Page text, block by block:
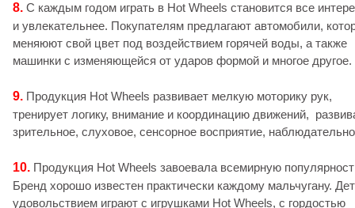
8. С каждым годом играть в Hot Wheels становится все
и увлекательнее. Покупателям предлагают автомобили,
меняюют свой цвет под воздействием горячей воды, а также
машинки с изменяющейся от ударов формой и многое другое.
9. Продукция Hot Wheels развивает мелкую моторику рук,
тренирует логику, внимание и координацию движений,
зрительное, слуховое, сенсорное восприятие,
10. Продукция Hot Wheels завоевала всемирную
Бренд хорошо известен практически каждому мальчугану.
удовольствием играют с игрушками Hot Wheels, с гордостью